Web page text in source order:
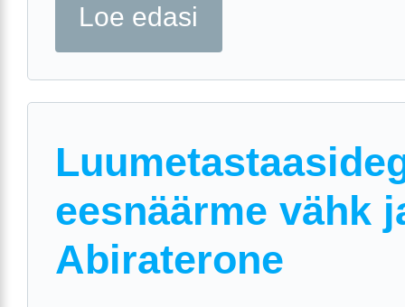
Loe edasi
eesnäärme vähk
Abiraterone